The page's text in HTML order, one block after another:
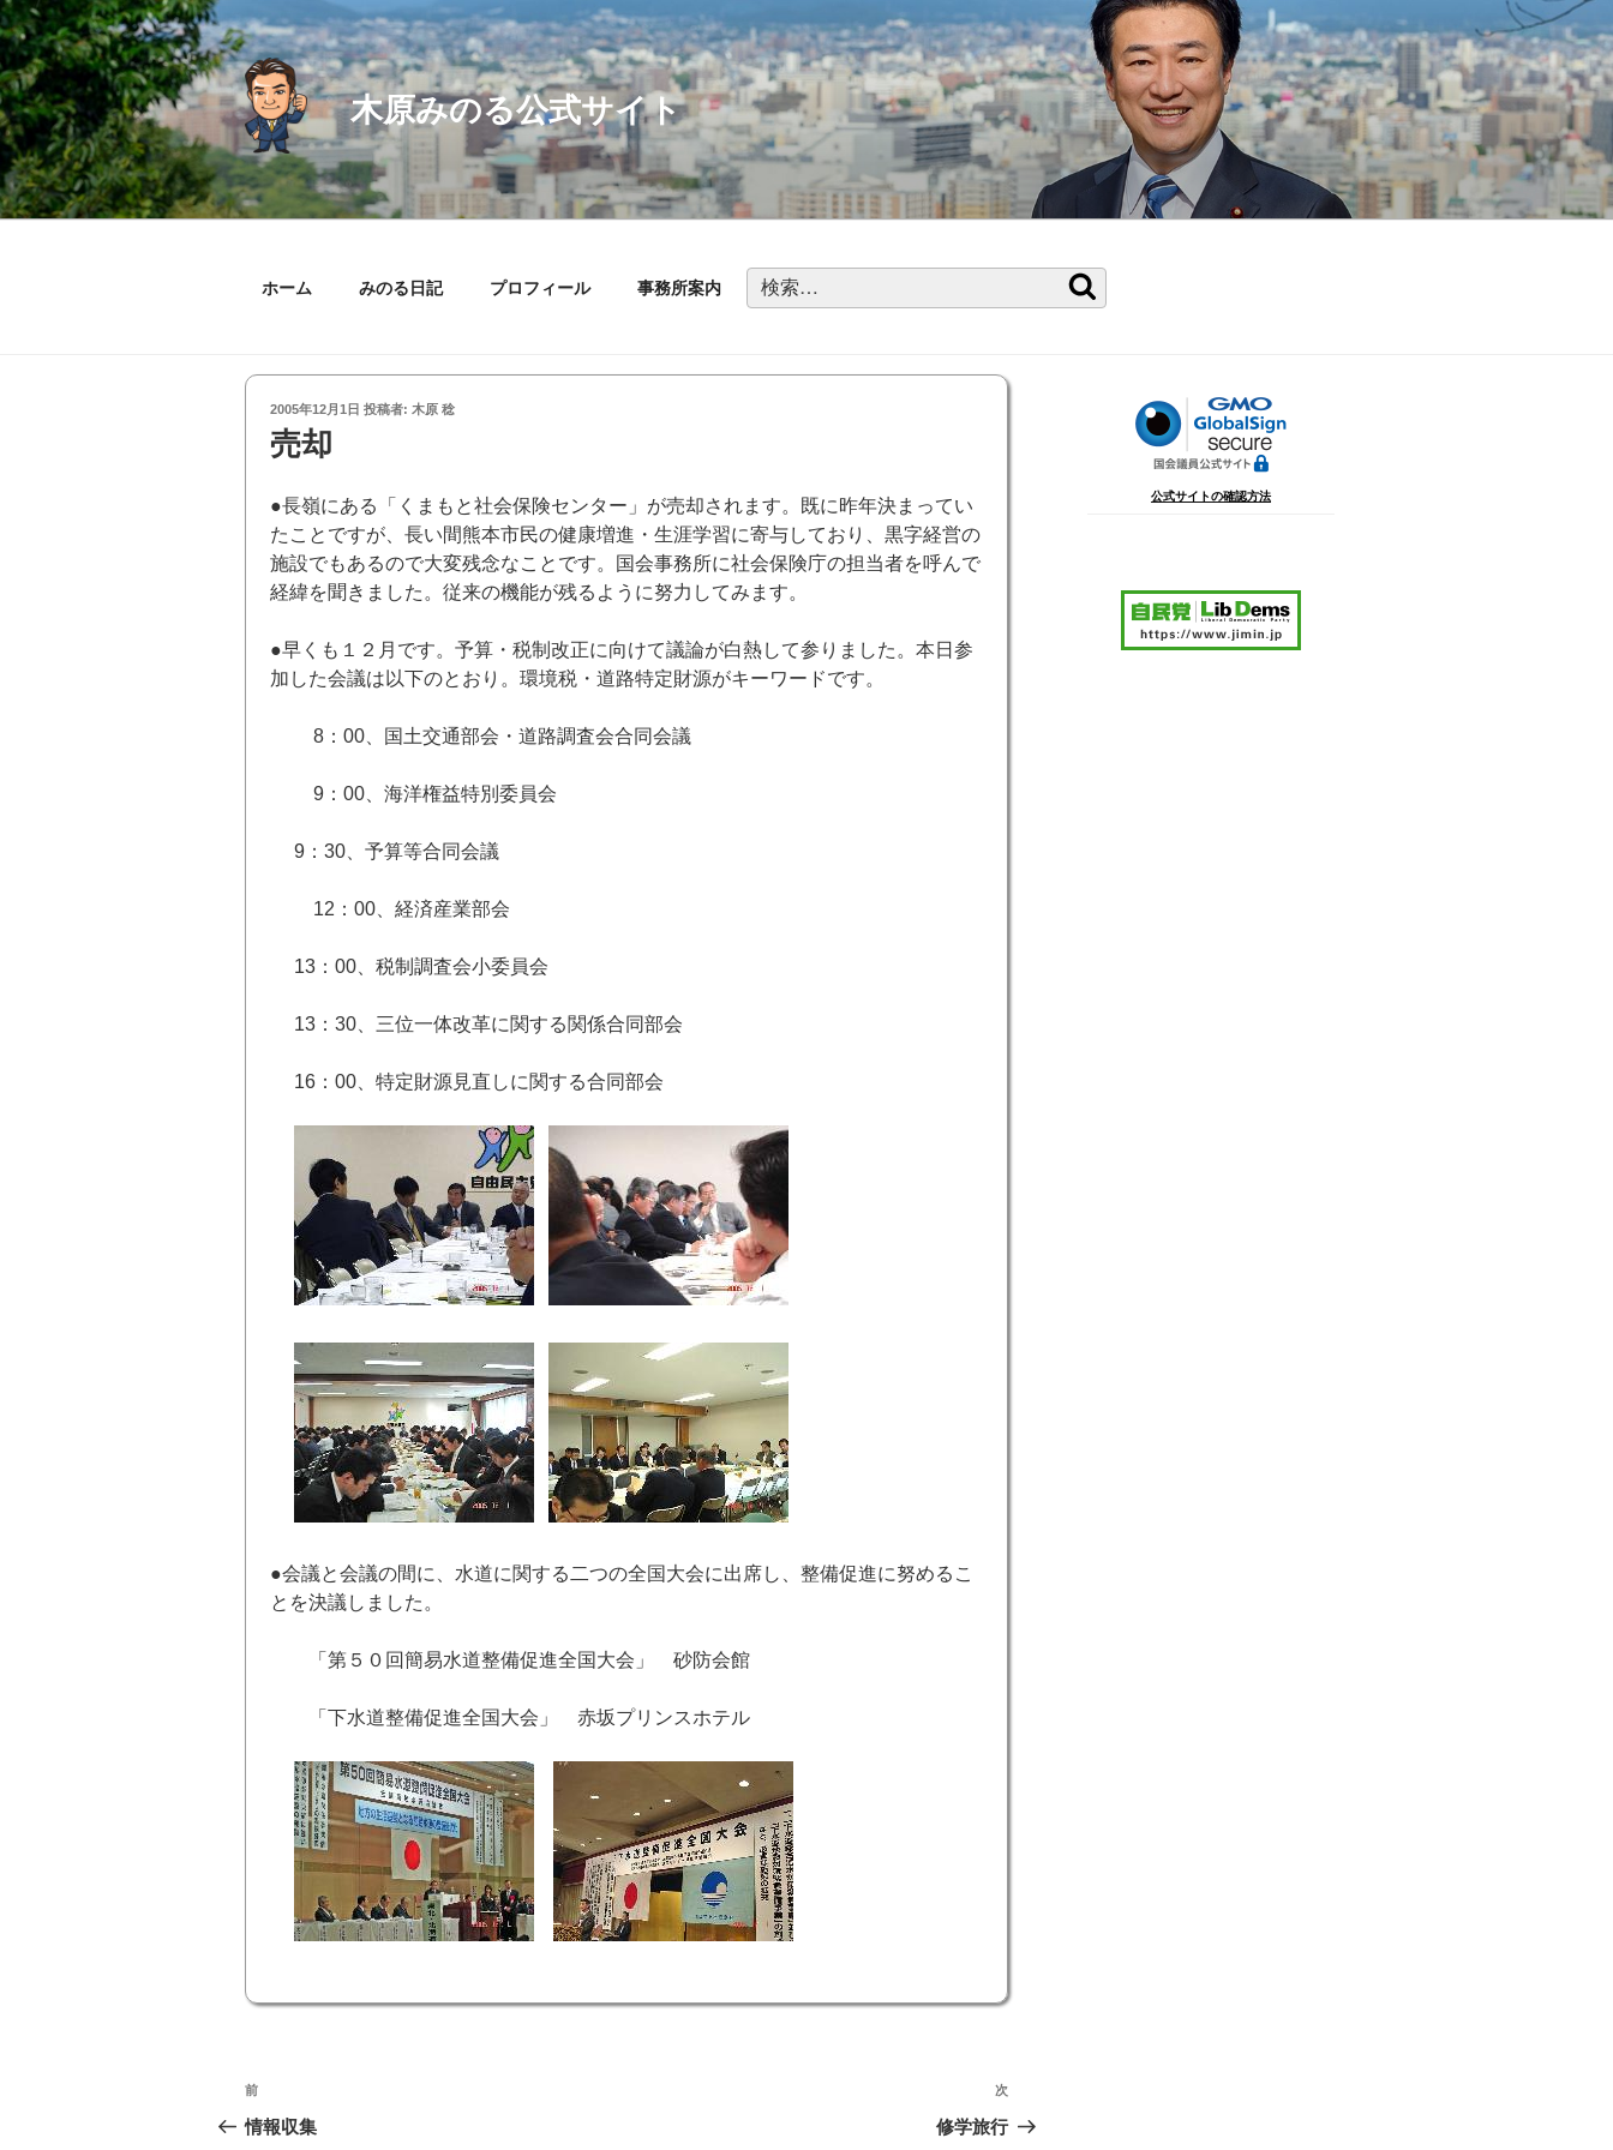
コ
ン
テ
ン
ツ
へ
ス
キ
木原みのる公式サイト
ホーム みのる日記 プロフィール 事務所案内
検
索:
索
投
日:
2005年12月1日 投稿者: 木原 稔
売却
●長嶺にある「くまもと社会保険センター」が売却されます。既に昨年決まってい
たことですが、長い間熊本市民の健康増進・生涯学習に寄与しており、黒字経営の
施設でもあるので大変残念なことです。国会事務所に社会保険庁の担当者を呼んで
経緯を聞きました。従来の機能が残るように努力してみます。
●早くも１２月です。予算・税制改正に向けて議論が白熱して参りました。本日参
加した会議は以下のとおり。環境税・道路特定財源がキーワードです。
8：00、国土交通部会・道路調査会合同会議
9：00、海洋権益特別委員会
9：30、予算等合同会議
12：00、経済産業部会
13：00、税制調査会小委員会
13：30、三位一体改革に関する関係合同部会
16：00、特定財源見直しに関する合同部会
●会議と会議の間に、水道に関する二つの全国大会に出席し、整備促進に努めるこ
とを決議しました。
「第５０回簡易水道整備促進全国大会」 砂防会館
「下水道整備促進全国大会」 赤坂プリンスホテル
投
稿
前
の
前
情報収集
次
の
次
修学旅行
公式サイトの確認方法